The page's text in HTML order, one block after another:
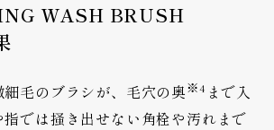
WASH BRUSH
毛のブラシが、毛穴の奥※4 まで入
指では掻き出せない角栓や汚れまで